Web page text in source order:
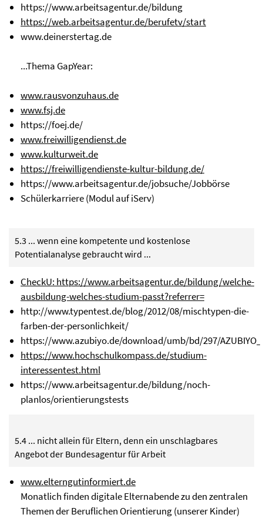
https://www.arbeitsagentur.de/bildung
https://web.arbeitsagentur.de/berufetv/start
www.deinerstertag.de
...Thema GapYear:
www.rausvonzuhaus.de
www.fsj.de
https://foej.de/
www.freiwilligendienst.de
www.kulturweit.de
https://freiwilligendienste-kultur-bildung.de/
https://www.arbeitsagentur.de/jobsuche/Jobbörse
Schülerkarriere (Modul auf iServ)
5.3 ... wenn eine kompetente und kostenlose
Potentialanalyse gebraucht wird ...
CheckU: https://www.arbeitsagentur.de/bildung/welche-
ausbildung-welches-studium-passt?referrer=
http://www.typentest.de/blog/2012/08/mischtypen-die-
farben-der-personlichkeit/
https://www.azubiyo.de/download/umb/bd/297/
https://www.hochschulkompass.de/studium-
interessentest.html
https://www.arbeitsagentur.de/bildung/noch-
planlos/orientierungstests
5.4 ... nicht allein für Eltern, denn ein unschlagbares
Angebot der Bundesagentur für Arbeit
www.elterngutinformiert.de
Monatlich finden digitale Elternabende zu den zentralen
Themen der Beruflichen Orientierung (unserer Kinder)